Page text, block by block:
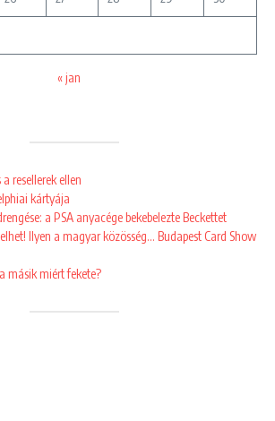
« jan
resellerek ellen
kártyája
a PSA anyacége bekebelezte Beckettet
Ilyen a magyar közösség… Budapest Card Show
másik miért fekete?